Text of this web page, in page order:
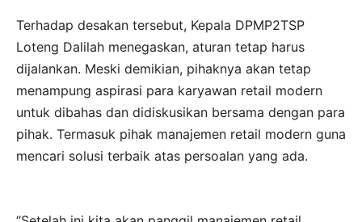
Terhadap desakan tersebut, Kepala DPMP2TSP
Loteng Dalilah menegaskan, aturan tetap harus
dijalankan. Meski demikian, pihaknya akan tetap
menampung aspirasi para karyawan retail modern
untuk dibahas dan didiskusikan bersama dengan para
pihak. Termasuk pihak manajemen retail modern guna
mencari solusi terbaik atas persoalan yang ada.